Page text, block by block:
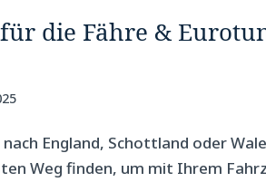
die Fähre &
England, Schottland oder
Weg finden, um mit Ihrem